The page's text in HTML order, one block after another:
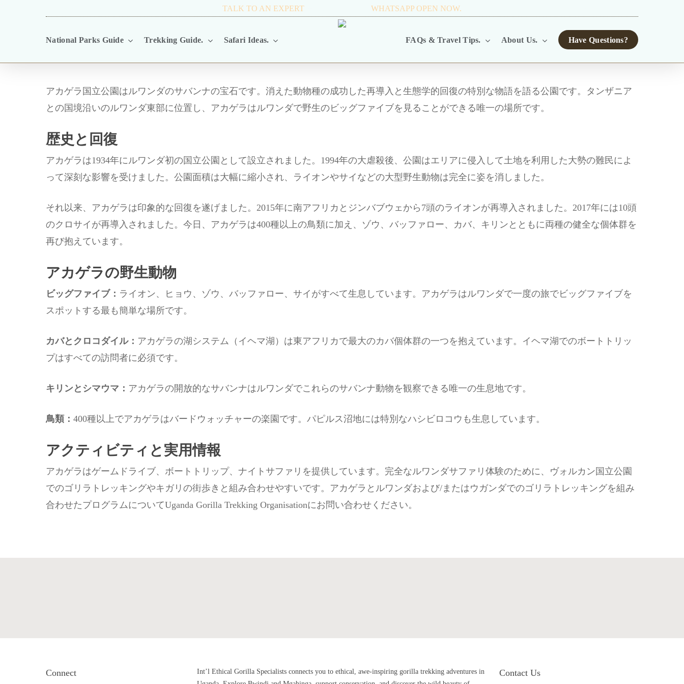
TALK TO AN EXPERT WHATSAPP OPEN NOW.
National Parks Guide Trekking Guide. Safari Ideas. FAQs & Travel Tips. About Us. Have Questions?
アカゲラ国立公園はルワンダのサバンナの宝石です。消えた動物種の成功した再導入と生態学的回復の特別な物語を語る公園です。タンザニア
との国境沿いのルワンダ東部に位置し、アカゲラはルワンダで野生のビッグファイブを見ることができる唯一の場所です。
歴史と回復
アカゲラは1934年にルワンダ初の国立公園として設立されました。1994年の大虐殺後、公園はエリアに侵入して土地を利用した大勢の難民によ
って深刻な影響を受けました。公園面積は大幅に縮小され、ライオンやサイなどの大型野生動物は完全に姿を消しました。
それ以来、アカゲラは印象的な回復を遂げました。2015年に南アフリカとジンバブウェから7頭のライオンが再導入されました。2017年には10頭
のクロサイが再導入されました。今日、アカゲラは400種以上の鳥類に加え、ゾウ、バッファロー、カバ、キリンとともに両種の健全な個体群を
再び抱えています。
アカゲラの野生動物
ビッグファイブ： ライオン、ヒョウ、ゾウ、バッファロー、サイがすべて生息しています。アカゲラはルワンダで一度の旅でビッグファイブを
スポットする最も簡単な場所です。
カバとクロコダイル： アカゲラの湖システム（イヘマ湖）は東アフリカで最大のカバ個体群の一つを抱えています。イヘマ湖でのボートトリッ
プはすべての訪問者に必須です。
キリンとシマウマ： アカゲラの開放的なサバンナはルワンダでこれらのサバンナ動物を観察できる唯一の生息地です。
鳥類： 400種以上でアカゲラはバードウォッチャーの楽園です。パピルス沼地には特別なハシビロコウも生息しています。
アクティビティと実用情報
アカゲラはゲームドライブ、ボートトリップ、ナイトサファリを提供しています。完全なルワンダサファリ体験のために、ヴォルカン国立公園
でのゴリラトレッキングやキガリの街歩きと組み合わせやすいです。アカゲラとルワンダおよび/またはウガンダでのゴリラトレッキングを組み
合わせたプログラムについてUganda Gorilla Trekking Organisationにお問い合わせください。
Connect
Int’l Ethical Gorilla Specialists connects you to ethical, awe-inspiring gorilla trekking adventures in
Contact Us